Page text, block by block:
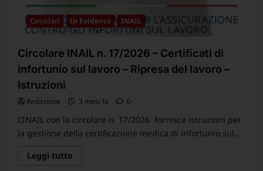
Circolari In Evidenza INAIL
Circolare INAIL n. 17/2026 – Certificati di
infortunio sul lavoro – Ripresa del lavoro –
Istruzioni
Redazione 3 mesi fa 0
L’INAIL con la circolare n. 17/2026 fornisce istruzioni per
la gestione della certificazione medica di infortunio sul...
Leggi tutto